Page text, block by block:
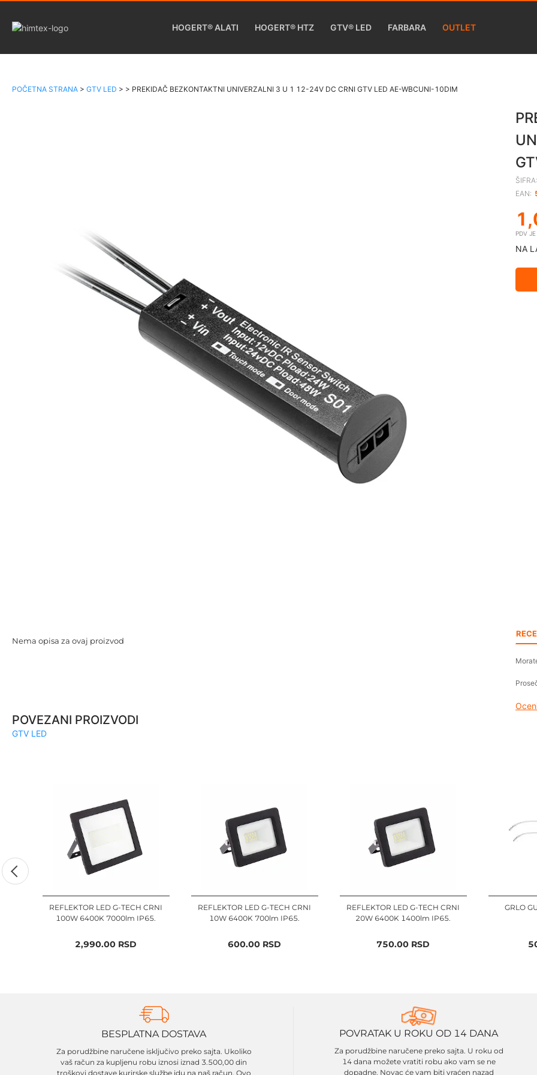
HOGERT® ALATI HOGERT® HTZ GTV® LED FARBARA OUTLET
POČETNA STRANA > GTV LED > > PREKIDAČ BEZKONTAKTNI UNIVERZALNI 3 U 1 12-24V DC CRNI GTV LED AE-WBCUNI-10DIM
ŠIFRA:
EAN:
PDV
NA
Nema opisa za ovaj proizvod
POVEZANI PROIZVODI
GTV LED
REFLEKTOR LED G-TECH CRNI
100W 6400K 7000lm IP65.
2,990.00 RSD
REFLEKTOR LED G-TECH CRNI
10W 6400K 700lm IP65.
600.00 RSD
REFLEKTOR LED G-TECH CRNI
20W 6400K 1400lm IP65.
750.00 RSD
GRLO
BESPLATNA DOSTAVA
Za porudžbine naručene isključivo preko sajta. Ukoliko
vaš račun za kupljenu robu iznosi iznad 3.500,00 din
troškovi dostave kurirske službe idu na naš račun. Ovo
POVRATAK U ROKU OD 14 DANA
Za porudžbine naručene preko sajta. U roku od
14 dana možete vratiti robu ako vam se ne
dopadne. Novac će vam biti vraćen nazad